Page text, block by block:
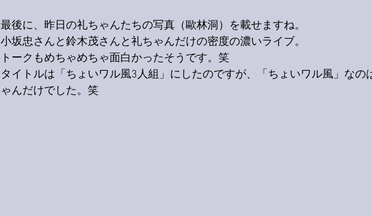
最後に、昨日の礼ちゃんたちの写真（歐林洞）を載せますね。
小坂忠さんと鈴木茂さんと礼ちゃんだけの密度の濃いライブ。
トークもめちゃめちゃ面白かったそうです。笑
タイトルは「ちょいワル風3人組」にしたのですが、「ちょいワル風」なの
ゃんだけでした。笑